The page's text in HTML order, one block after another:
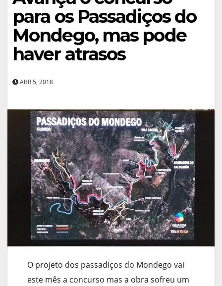
para os Passadiços do
Mondego, mas pode
haver atrasos
ABR 5, 2018
O projeto dos passadiços do Mondego vai
este mês a concurso mas a obra sofreu um